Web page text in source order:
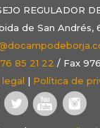
REGULADOR
de San Andrés,
85 21 22 / Fax
legal | Política de